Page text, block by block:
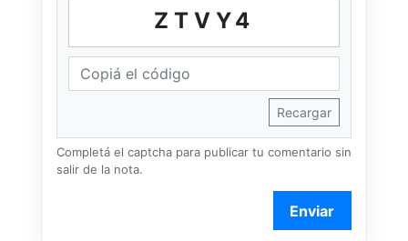
ZTVY4
Recargar
Completá el captcha para publicar tu comentario sin
salir de la nota.
Enviar